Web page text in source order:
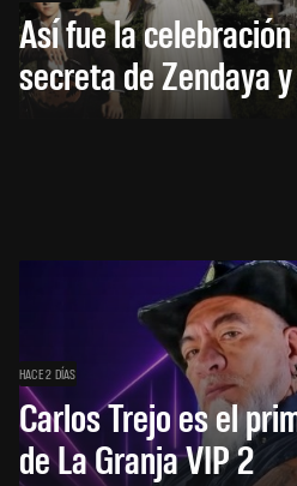
Así fue la
secreta de Zendaya
HACE 2 DÍAS
Carlos Trejo es el
de La Granja VIP 2